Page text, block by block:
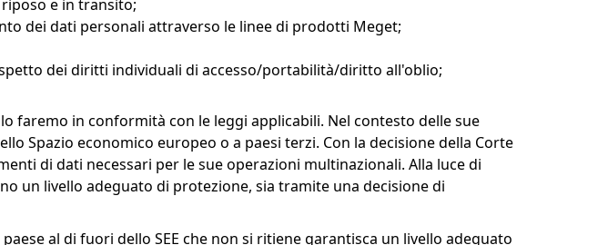
e in transito;
dei dati personali attraverso le linee di prodotti Meget;
dei diritti individuali di accesso/portabilità/diritto all'oblio;
faremo in conformità con le leggi applicabili. Nel contesto delle sue
Spazio economico europeo o a paesi terzi. Con la decisione della Corte
di dati necessari per le sue operazioni multinazionali. Alla luce di
un livello adeguato di protezione, sia tramite una decisione di
al di fuori dello SEE che non si ritiene garantisca un livello adeguato